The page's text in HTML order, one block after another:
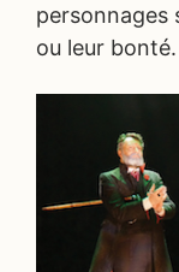
personnages
ou leur bonté.